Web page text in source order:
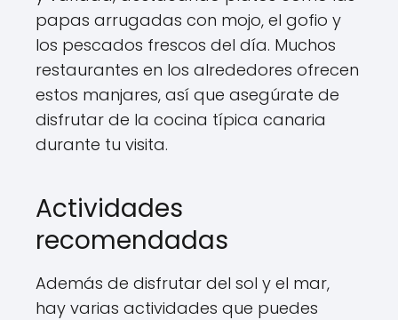
papas arrugadas con mojo, el gofio y
los pescados frescos del día. Muchos
restaurantes en los alrededores ofrecen
estos manjares, así que asegúrate de
disfrutar de la cocina típica canaria
durante tu visita.
Actividades
recomendadas
Además de disfrutar del sol y el mar,
hay varias actividades que puedes